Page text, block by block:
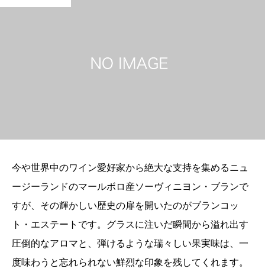
今や世界中のワイン愛好家から絶大な支持を集めるニュ
ージーランドのマールボロ産ソーヴィニヨン・ブランで
すが、その輝かしい歴史の扉を開いたのがブランコッ
ト・エステートです。グラスに注いだ瞬間から溢れ出す
圧倒的なアロマと、弾けるような瑞々しい果実味は、一
度味わうと忘れられない鮮烈な印象を残してくれます。